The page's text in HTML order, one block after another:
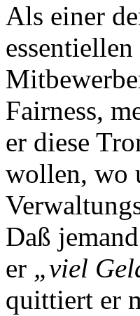
Als einer
Fairness,
er diese
wollen, wo
Daß
er „viel
quittiert er